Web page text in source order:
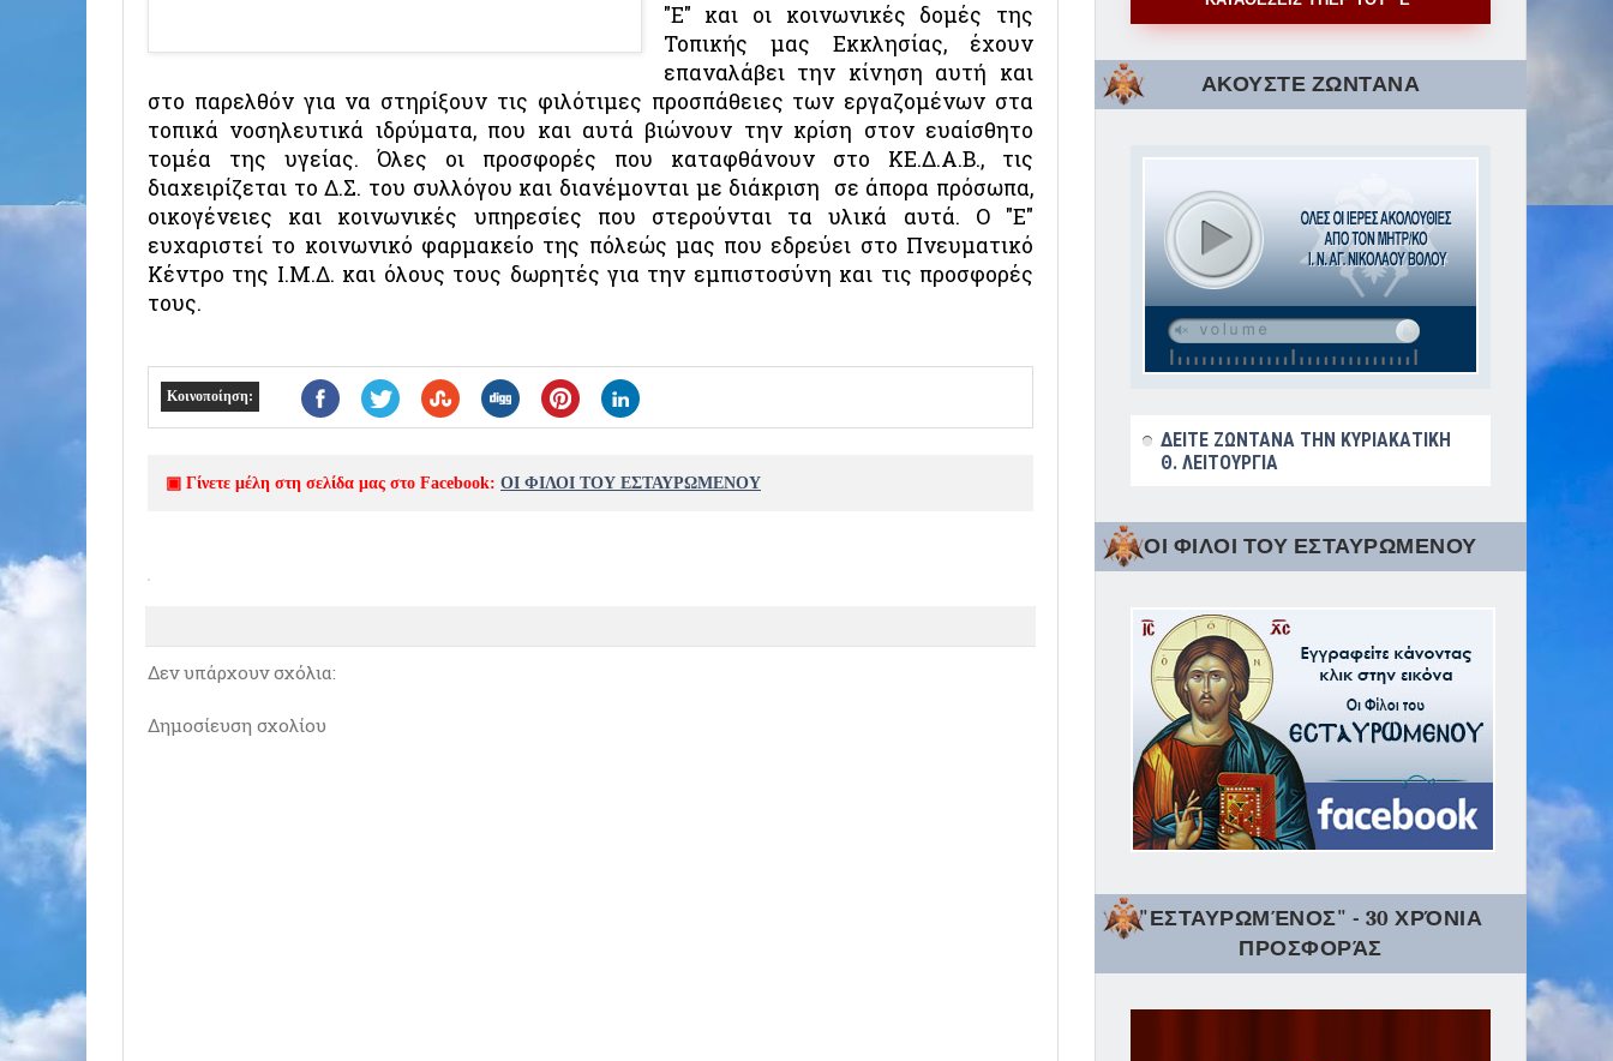
"Ε" και οι κοινωνικές δομές της
Τοπικής μας Εκκλησίας, έχουν
επαναλάβει την κίνηση αυτή και
στο παρελθόν για να στηρίξουν τις φιλότιμες προσπάθειες των εργαζομένων στα
τοπικά νοσηλευτικά ιδρύματα, που και αυτά βιώνουν την κρίση στον ευαίσθητο
τομέα της υγείας. Όλες οι προσφορές που καταφθάνουν στο ΚΕ.Δ.Α.Β., τις
διαχειρίζεται το Δ.Σ. του συλλόγου και διανέμονται με διάκριση σε άπορα πρόσωπα,
οικογένειες και κοινωνικές υπηρεσίες που στερούνται τα υλικά αυτά. Ο "Ε"
ευχαριστεί το κοινωνικό φαρμακείο της πόλεώς μας που εδρεύει στο Πνευματικό
Κέντρο της Ι.Μ.Δ. και όλους τους δωρητές για την εμπιστοσύνη και τις προσφορές
τους.
Κοινοποίηση:
▣ Γίνετε μέλη στη σελίδα μας στο Facebook: ΟΙ ΦΙΛΟΙ ΤΟΥ ΕΣΤΑΥΡΩΜΕΝΟΥ
Δεν υπάρχουν σχόλια:
Δημοσίευση σχολίου
ΑΚΟΥΣΤΕ ΖΩΝΤΑΝΑ
ΔΕΙΤΕ ΖΩΝΤΑΝΑ ΤΗΝ ΚΥΡΙΑΚΑΤΙΚΗ
Θ. ΛΕΙΤΟΥΡΓΙΑ
ΟΙ ΦΙΛΟΙ ΤΟΥ ΕΣΤΑΥΡΩΜΕΝΟΥ
"ΕΣΤΑΥΡΩΜΈΝΟΣ" - 30 ΧΡΌΝΙΑ
ΠΡΟΣΦΟΡΆΣ